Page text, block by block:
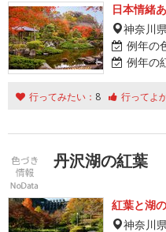
日本情緒
神奈川
例年の
例年の
行ってみたい： 8 行ってよ
丹沢湖の紅葉
紅葉と湖
神奈川